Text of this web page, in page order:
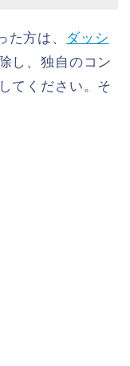
方は、
ダッシ
し、独自のコン
てください。そ